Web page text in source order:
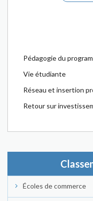
Pédagogie du
Vie étudiante
Réseau et insertion
Retour sur
Écoles de commerce